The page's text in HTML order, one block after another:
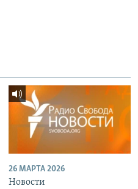
26 МАРТА 2026
Новости